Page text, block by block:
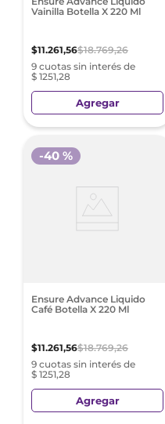
Vainilla Botella X 220 Ml
$11.261,56$18.769,26
9 cuotas sin interés de
$ 1251,28
Agregar
Ensure Advance Liquido
Café Botella X 220 Ml
$11.261,56$18.769,26
9 cuotas sin interés de
$ 1251,28
-40 %
Agregar